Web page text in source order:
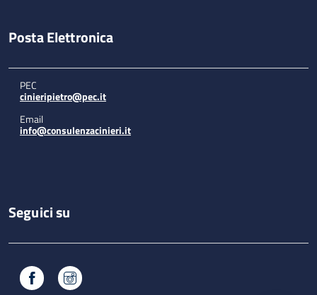
Posta Elettronica
PEC
cinieripietro@pec.it
Email
info@consulenzacinieri.it
Seguici su
Facebook